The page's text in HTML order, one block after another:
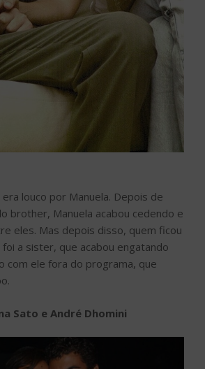
louco por Manuela. Depois de
brother, Manuela acabou cedendo e
eles. Mas depois disso, quem ficou
a sister, que acabou engatando
com ele fora do programa, que
Sato e André Dhomini